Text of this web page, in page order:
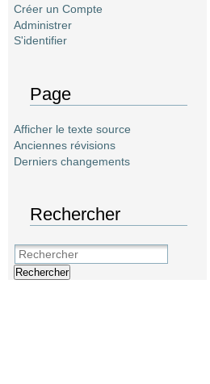
Créer un Compte
Administrer
S'identifier
Page
Afficher le texte source
Anciennes révisions
Derniers changements
Rechercher
Rechercher